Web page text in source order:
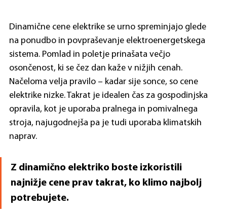
Dinamične cene elektrike se urno spreminjajo glede
na ponudbo in povpraševanje elektroenergetskega
sistema. Pomlad in poletje prinašata večjo
osončenost, ki se čez dan kaže v nižjih cenah.
Načeloma velja pravilo – kadar sije sonce, so cene
elektrike nizke. Takrat je idealen čas za gospodinjska
opravila, kot je uporaba pralnega in pomivalnega
stroja, najugodnejša pa je tudi uporaba klimatskih
naprav.
Z dinamično elektriko boste izkoristili
najnižje cene prav takrat, ko klimo najbolj
potrebujete.